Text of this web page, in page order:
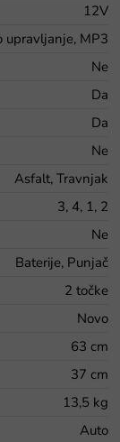
12V
upravljanje, MP3
Ne
Da
Da
Ne
Asfalt, Travnjak
3, 4, 1, 2
Ne
Baterije, Punjač
2 točke
Novo
63 cm
37 cm
13,5 kg
Auto